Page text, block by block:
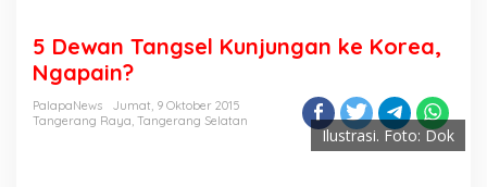
5 Dewan Tangsel Kunjungan ke Korea,
Ngapain?
PalapaNews
Jumat, 9 Oktober 2015
Tangerang Raya, Tangerang Selatan
Ilustrasi. Foto: Dok